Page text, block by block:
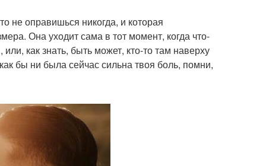
не оправишься никогда, и которая
Она уходит сама в тот момент, когда что-
как знать, быть может, кто-то там наверху
бы ни была сейчас сильна твоя боль, помни,